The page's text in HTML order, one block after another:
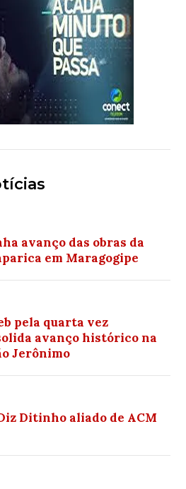
avanço das obras da
em Maragogipe
pela quarta vez
avanço histórico na
Jerônimo
Ditinho aliado de ACM